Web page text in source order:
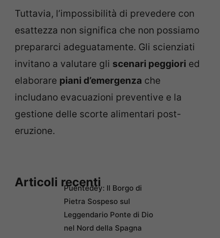
Tuttavia, l’impossibilità di prevedere con
esattezza non significa che non possiamo
prepararci adeguatamente. Gli scienziati
invitano a valutare gli scenari peggiori ed
elaborare piani d’emergenza che
includano evacuazioni preventive e la
gestione delle scorte alimentari post-
eruzione.
Articoli recentiPuentedey: Il Borgo di
Pietra Sospeso sul
Leggendario Ponte di Dio
nel Nord della Spagna